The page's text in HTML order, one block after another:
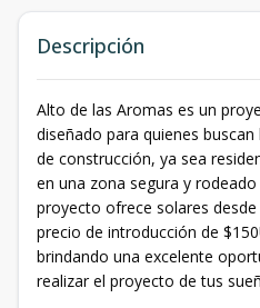
Descripción
Alto de las Aromas es un
diseñado para quienes
de construcción, ya sea
en una zona segura y
proyecto ofrece solares
precio de introducción de
brindando una excelente
realizar el proyecto de tus